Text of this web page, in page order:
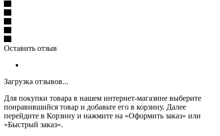
Оставить отзыв
Загрузка отзывов...
Для покупки товара в нашем интернет-магазине выберите
понравившийся товар и добавьте его в корзину. Далее
перейдите в Корзину и нажмите на «Оформить заказ» или
«Быстрый заказ».